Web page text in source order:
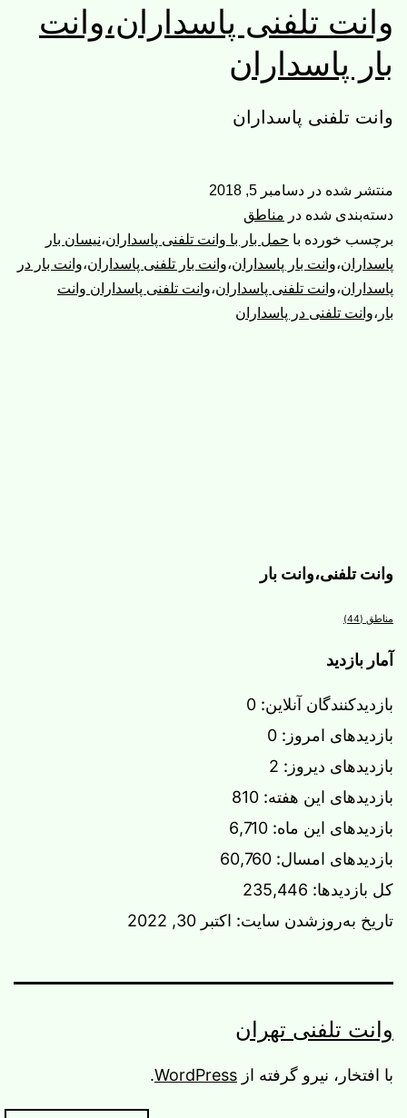
وانت تلفنی پاسداران،وانت
بار پاسداران
وانت تلفنی پاسداران
منتشر شده در دسامبر 5, 2018
دسته‌بندی شده در مناطق
برچسب خورده با حمل بار با وانت تلفنی پاسداران،نیسان بار
پاسداران،وانت بار پاسداران،وانت بار تلفنی پاسداران،وانت بار در
پاسداران،وانت تلفنی پاسداران،وانت تلفنی پاسداران وانت
بار ،وانت تلفنی در پاسداران
وانت تلفنی،وانت بار
مناطق (44)
آمار بازدید
بازدیدکنندگان آنلاین: 0
بازدیدهای امروز: 0
بازدیدهای دیروز: 2
بازدیدهای این هفته: 810
بازدیدهای این ماه: 6,710
بازدیدهای امسال: 60,760
کل بازدیدها: 235,446
تاریخ به‌روزشدن سایت: اکتبر 30, 2022
وانت تلفنی تهران
با افتخار، نیرو گرفته از WordPress
.